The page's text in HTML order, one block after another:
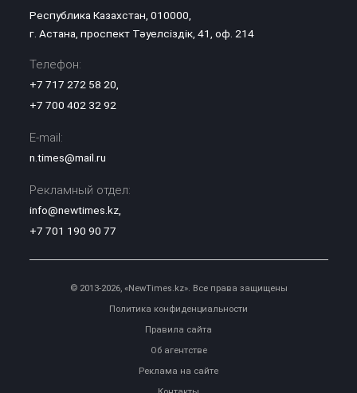
Республика Казахстан, 010000,
г. Астана, проспект Тәуелсіздік, 41, оф. 214
Телефон:
+7 717 272 58 20,
+7 700 402 32 92
E-mail:
n.times@mail.ru
Рекламный отдел:
info@newtimes.kz,
+7 701 190 90 77
© 2013-2026, «NewTimes.kz». Все права защищены
Политика конфиденциальности
Правила сайта
Об агентстве
Реклама на сайте